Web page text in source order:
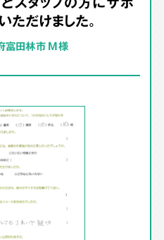
ただけました。
富田林市 M様